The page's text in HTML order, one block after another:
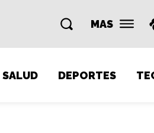
MAS
SALUD DEPORTES